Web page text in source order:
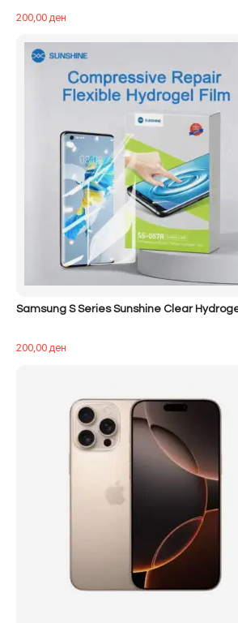
200,00ден
Samsung S Series Sunshine Clear
200,00ден